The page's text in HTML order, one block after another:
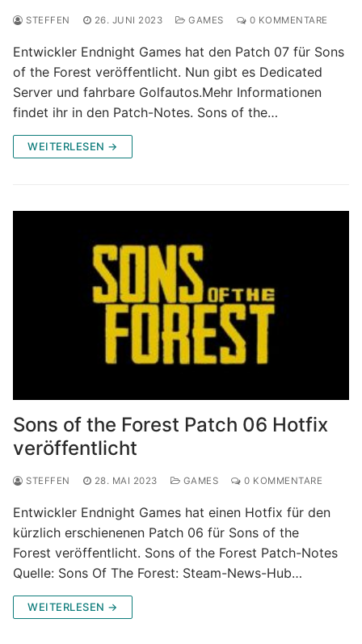
STEFFEN 26. JUNI 2023 GAMES 0 KOMMENTARE
Entwickler Endnight Games hat den Patch 07 für Sons
of the Forest veröffentlicht. Nun gibt es Dedicated
Server und fahrbare Golfautos.Mehr Informationen
findet ihr in den Patch-Notes. Sons of the…
WEITERLESEN →
Sons of the Forest Patch 06 Hotfix
veröffentlicht
STEFFEN 28. MAI 2023 GAMES 0 KOMMENTARE
Entwickler Endnight Games hat einen Hotfix für den
kürzlich erschienenen Patch 06 für Sons of the
Forest veröffentlicht. Sons of the Forest Patch-Notes
Quelle: Sons Of The Forest: Steam-News-Hub…
WEITERLESEN →